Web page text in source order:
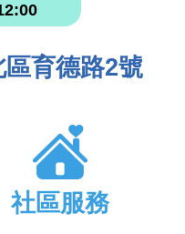
育德路2號
社區服務